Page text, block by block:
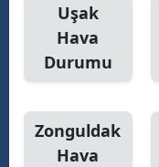
Uşak
Hava
Durumu
Zonguldak
Hava